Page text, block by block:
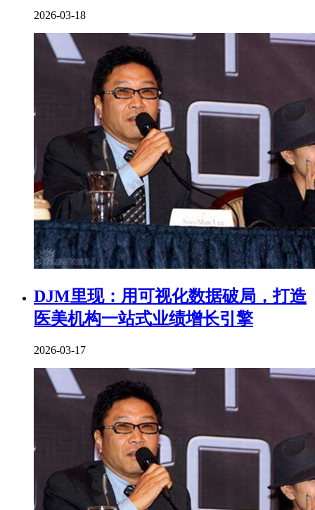
2026-03-18
DJM里现：用可视化数据破局，打造
医美机构一站式业绩增长引擎
2026-03-17